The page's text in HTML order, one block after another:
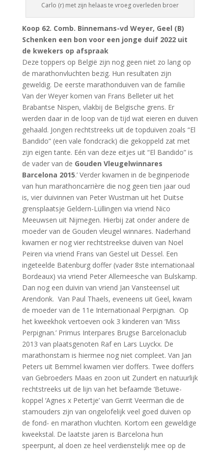
Carlo (r) met zijn helaas te vroeg overleden broer
Koop 62. Comb. Binnemans-vd Weyer, Geel (B)
Schenken een bon voor een jonge duif 2022 uit
de kwekers op afspraak
Deze toppers op België zijn nog geen niet zo lang op
de marathonvluchten bezig. Hun resultaten zijn
geweldig. De eerste marathonduiven van de familie
Van der Weyer komen van Frans Belleter uit het
Brabantse Nispen, vlakbij de Belgische grens. Er
werden daar in de loop van de tijd wat eieren en duiven
gehaald. Jongen rechtstreeks uit de topduiven zoals “El
Bandido” (een vale fondcrack) die gekoppeld zat met
zijn eigen tante. Eén van deze eitjes uit “El Bandido” is
de vader van de Gouden Vleugelwinnares
Barcelona 2015.’ Verder kwamen in de beginperiode
van hun marathoncarrière die nog geen tien jaar oud
is, vier duivinnen van Peter Wustman uit het Duitse
grensplaatsje Geldern-Lüllingen via vriend Nico
Meeuwsen uit Nijmegen. Hierbij zat onder andere de
moeder van de Gouden vleugel winnares. Naderhand
kwamen er nog vier rechtstreekse duiven van Noel
Peiren via vriend Frans van Gestel uit Dessel. Een
ingeteelde Batenburg doffer (vader 8ste internationaal
Bordeaux) via vriend Peter Allemeesche van Bulskamp.
Dan nog een duivin van vriend Jan Vansteensel uit
Arendonk. Van Paul Thaels, eveneens uit Geel, kwam
de moeder van de 11e Internationaal Perpignan. Op
het kweekhok vertoeven ook 3 kinderen van ‘Miss
Perpignan.’ Primus Interpares Brugse Barcelonaclub
2013 van plaatsgenoten Raf en Lars Luyckx. De
marathonstam is hiermee nog niet compleet. Van Jan
Peters uit Bemmel kwamen vier doffers. Twee doffers
van Gebroeders Maas en zoon uit Zundert en natuurlijk
rechtstreeks uit de lijn van het befaamde ‘Betuwe-
koppel ‘Agnes x Petertje’ van Gerrit Veerman die de
stamouders zijn van ongelofelijk veel goed duiven op
de fond- en marathon vluchten. Kortom een geweldige
kweekstal. De laatste jaren is Barcelona hun
speerpunt, al doen ze heel verdienstelijk mee op de